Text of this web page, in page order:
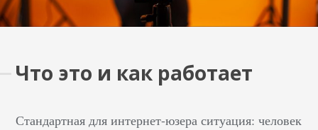
Что это и как работает
Стандартная для интернет-юзера ситуация: человек